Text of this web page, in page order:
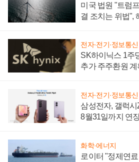
미국 법원 "트럼
결 조치는 위법",
전자·전기·정보통신
SK하이닉스 1주
추가 주주환원
전자·전기·정보통신
삼성전자, 갤럭
8월31일까지 연
화학·에너지
로이터 "정제연